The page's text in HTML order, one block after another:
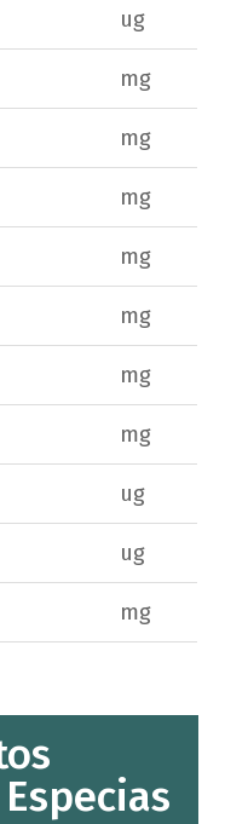
ug
mg
mg
mg
mg
mg
mg
mg
ug
ug
mg